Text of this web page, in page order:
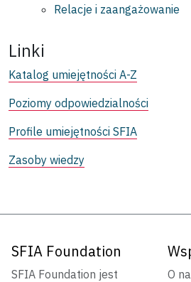
Relacje i zaangażowanie
Linki
Katalog umiejętności A-Z
Poziomy odpowiedzialności
Profile umiejętności SFIA
Zasoby wiedzy
SFIA Foundation
SFIA Foundation jest
O